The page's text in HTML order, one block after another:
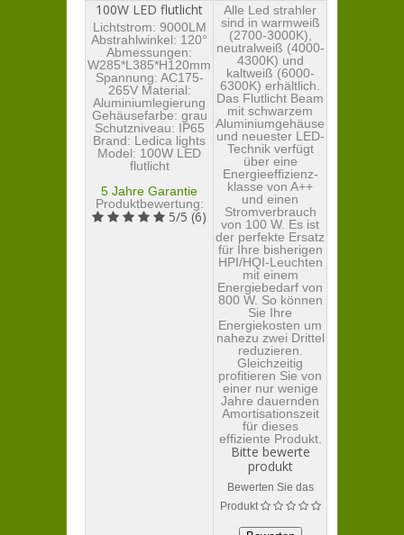
100W LED flutlicht
Lichtstrom: 9000LM
Abstrahlwinkel: 120°
Abmessungen:
W285*L385*H120mm
Spannung: AC175-
265V Material:
Aluminiumlegierung
Gehäusefarbe: grau
Schutzniveau: IP65
Brand: Ledica lights
Model: 100W LED
flutlicht
5 Jahre Garantie
Produktbewertung:
5/5 (6)
Alle Led strahler
sind in warmweiß
(2700-3000K),
neutralweiß (4000-
4300K) und
kaltweiß (6000-
6300K) erhältlich.
Das Flutlicht Beam
mit schwarzem
Aluminiumgehäuse
und neuester LED-
Technik verfügt
über eine
Energieeffizienz-
klasse von A++
und einen
Stromverbrauch
von 100 W. Es ist
der perfekte Ersatz
für Ihre bisherigen
HPI/HQI-Leuchten
mit einem
Energiebedarf von
800 W. So können
Sie Ihre
Energiekosten um
nahezu zwei Drittel
reduzieren.
Gleichzeitig
profitieren Sie von
einer nur wenige
Jahre dauernden
Amortisationszeit
für dieses
effiziente Produkt.
Bitte bewerte
produkt
Bewerten Sie das
Produkt